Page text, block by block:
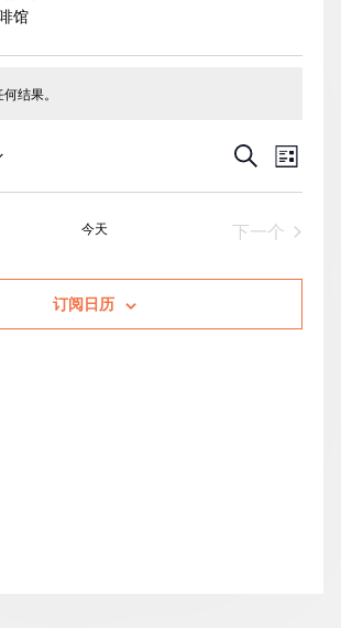
馆
结果。
活
动
搜
索
和
图
搜
事
件
图
导
列
表
今天 下一个 活动
订阅日历